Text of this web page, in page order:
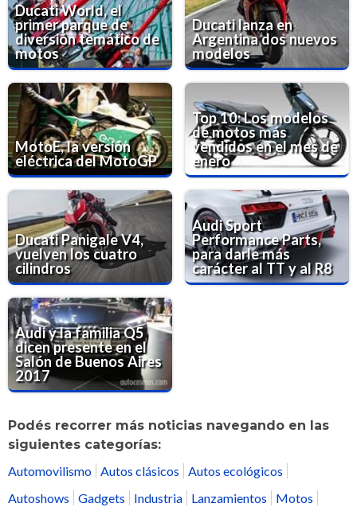
Ducati World, el
primer parque de
diversión temático de
motos
Ducati lanza en
Argentina dos nuevos
modelos
MotoE, la versión
eléctrica del MotoGP
Top 10: Los modelos
de motos más
vendidos en el mes de
enero
Ducati Panigale V4,
vuelven los cuatro
cilindros
Audi Sport
Performance Parts,
para darle más
carácter al TT y al R8
Audi y la familia Q5
dicen presente en el
Salón de Buenos Aires
2017
Podés recorrer más noticias navegando en las
siguientes categorías:
Automovilismo Autos clásicos
Autos ecológicos
Autoshows
Gadgets Industria Lanzamientos
Motos